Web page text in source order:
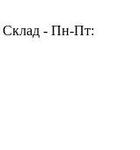
Склад - Пн-Пт: